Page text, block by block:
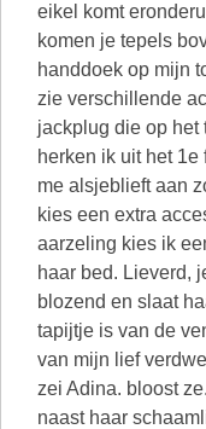
eikel komt
komen je tepels
handdoek op mijn
zie verschillende
jackplug die op het
herken ik uit het
me alsjeblieft aan
kies een extra
aarzeling kies ik
haar bed. Lieverd,
blozend en slaat
tapijtje is van de
van mijn lief
zei Adina. bloost
naast haar